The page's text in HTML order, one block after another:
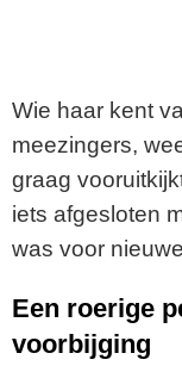
Wie haar kent
meezingers,
graag
iets afgesloten
was voor
Een roerige
voorbijging